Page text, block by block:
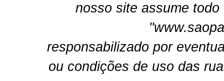
nosso site assume
responsabilizado por
ou condições de uso das